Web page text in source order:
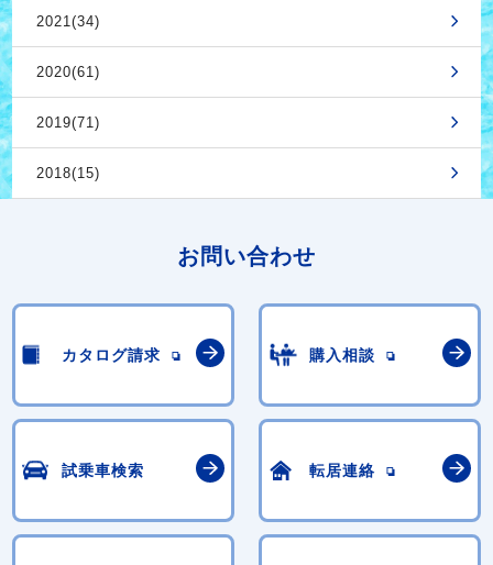
2021(34)
2020(61)
2019(71)
2018(15)
お問い合わせ
カタログ請求 購入相談
試乗車検索 転居連絡